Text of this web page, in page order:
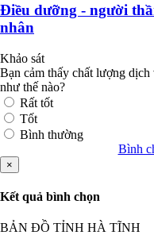
Điều dưỡng - người
nhân
Khảo sát
Bạn cảm thấy chất lượng
như thế nào?
Rất tốt
Tốt
Bình thường
Bình
×
Kết quả bình chọn
BẢN ĐỒ TỈNH HÀ TĨNH